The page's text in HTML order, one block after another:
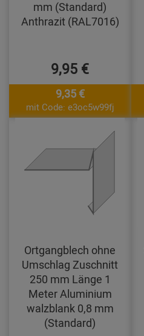
mm (Standard)
Anthrazit (RAL7016)
9,95 €
9,35 €
mit Code: e3oc5w99fj
Ortgangblech ohne
Umschlag Zuschnitt
250 mm Länge 1
Meter Aluminium
walzblank 0,8 mm
(Standard)